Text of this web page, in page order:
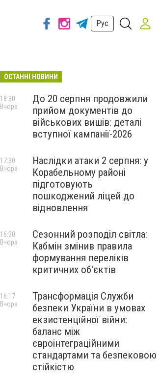
Рус
ОСТАННІ НОВИНИ
До 20 серпня продовжили
прийом документів до
військових вишів: деталі
вступної кампанії-2026
18:30
Вчора
Наслідки атаки 2 серпня: у
Корабельному районі
підготовують
пошкоджений ліцей до
відновлення
17:30
Вчора
Сезонний розподіл світла:
Кабмін змінив правила
формування переліків
критичних об'єктів
16:30
Вчора
Трансформація Служби
безпеки України в умовах
екзистенційної війни:
баланс між
євроінтеграційними
стандартами та безпековою
стійкістю
16:17
Вчора